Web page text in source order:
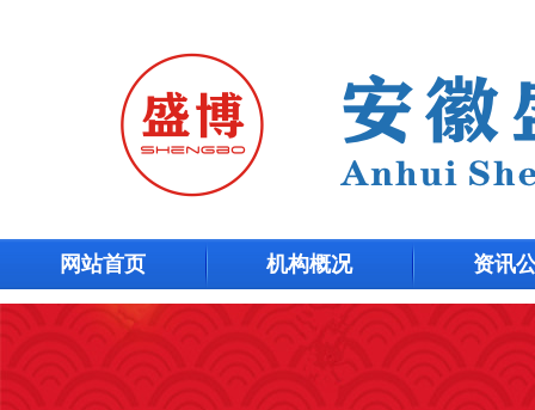
网站首页 机构概况 资讯